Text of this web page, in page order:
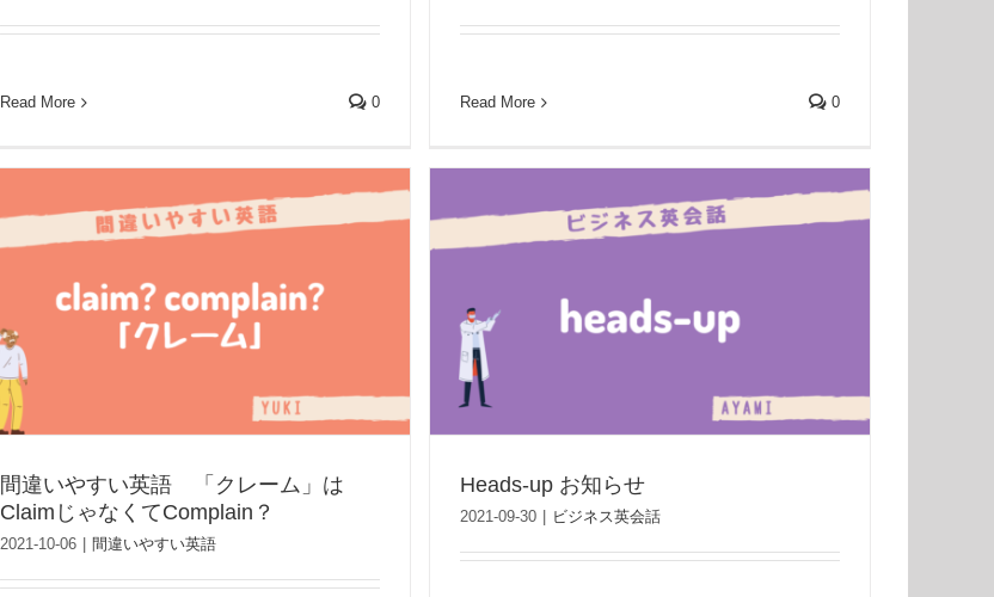
Read More 0 Read More 0
間違いやすい英語 「クレーム」は
ClaimじゃなくてComplain？
2021-10-06 | 間違いやすい英語
Heads-up お知らせ
2021-09-30 | ビジネス英会話